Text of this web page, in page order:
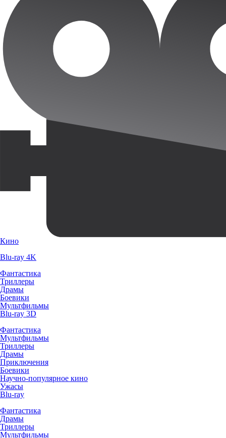
Кино
Blu-ray 4K
Фантастика
Триллеры
Драмы
Боевики
Мультфильмы
Blu-ray 3D
Фантастика
Мультфильмы
Триллеры
Драмы
Приключения
Боевики
Научно-популярное кино
Ужасы
Blu-ray
Фантастика
Драмы
Триллеры
Мультфильмы